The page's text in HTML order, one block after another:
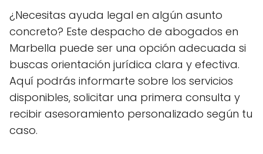
¿Necesitas ayuda legal en algún asunto
concreto? Este despacho de abogados en
Marbella puede ser una opción adecuada si
buscas orientación jurídica clara y efectiva.
Aquí podrás informarte sobre los servicios
disponibles, solicitar una primera consulta y
recibir asesoramiento personalizado según tu
caso.